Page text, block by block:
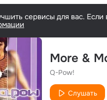
сервисы для вас.
More &
Q-Pow!
Слушать